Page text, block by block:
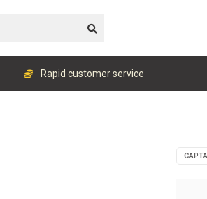
Rapid customer service